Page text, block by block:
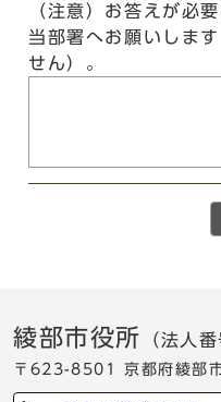
（注意）お答えが必
当部署へお願いしま
せん）。
綾部市役所 （法人
〒623-8501 京都府綾部